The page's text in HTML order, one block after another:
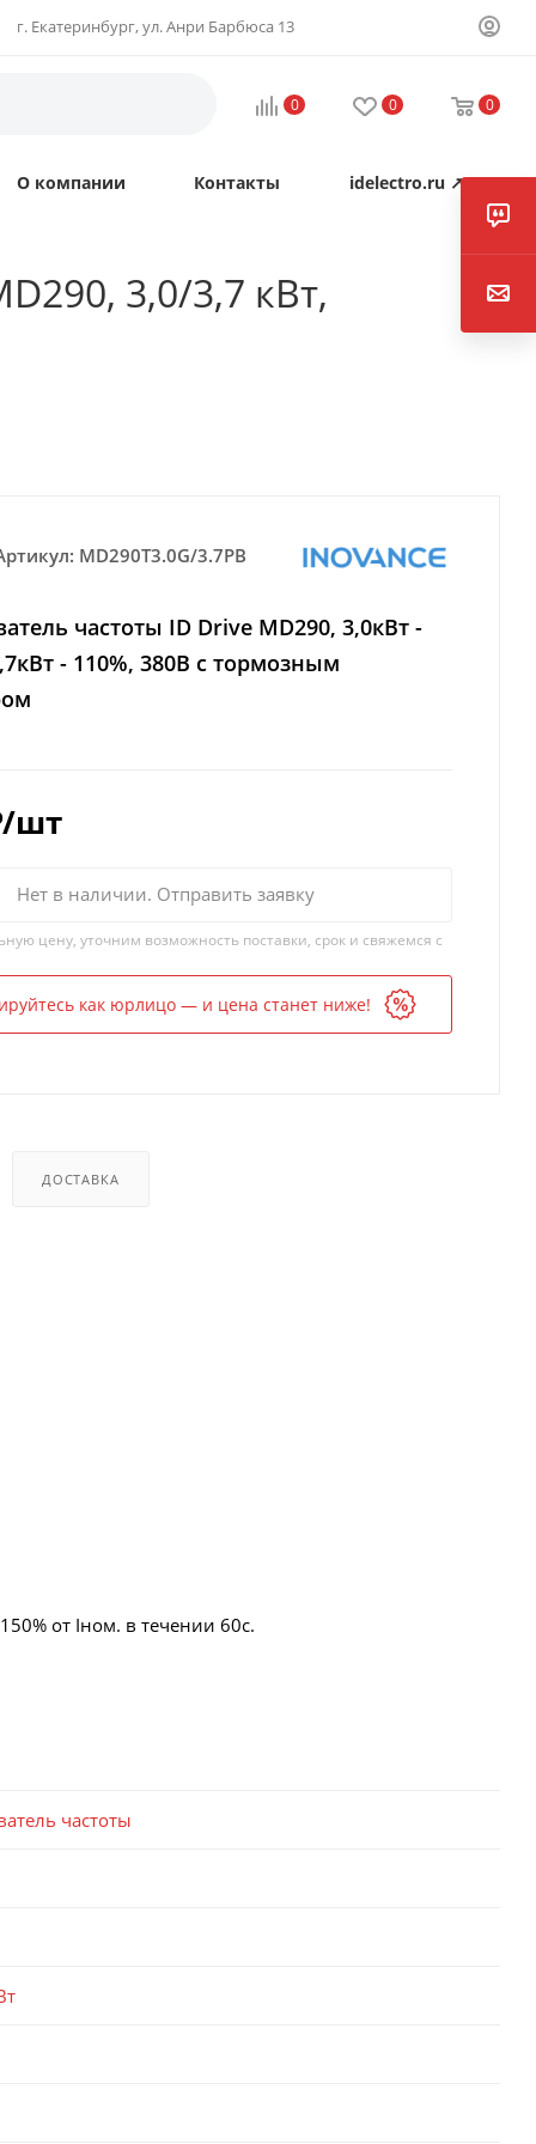
г. Екатеринбург, ул. Анри Барбюса 13
0 0 0
О компании Контакты idelectro.ru ↗
3,0/3,7 кВт,
MD290T3.0G/3.7PB
частоты ID Drive MD290, 3,0кВт -
- 110%, 380В с тормозным
/шт
Нет в наличии. Отправить заявку
цену, уточним возможность поставки, срок и свяжемся с
как юрлицо — и цена станет ниже!
ДОСТАВКА
от Iном. в течении 60с.
частоты